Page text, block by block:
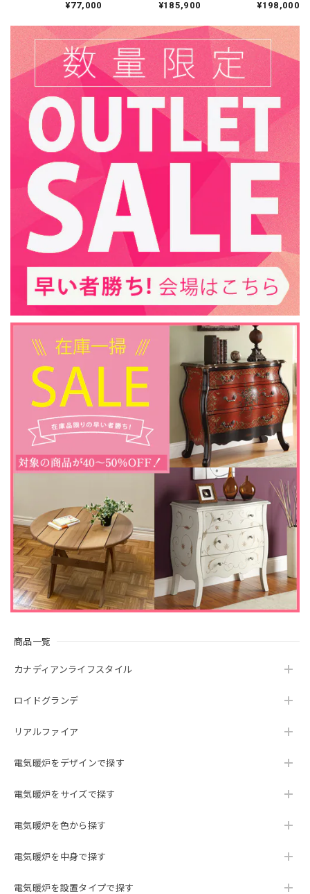
商品一覧
カナディアンライフスタイル
ロイドグランデ
リアルファイア
電気暖炉をデザインで探す
電気暖炉をサイズで探す
電気暖炉を色から探す
電気暖炉を中身で探す
電気暖炉を設置タイプで探す
足いただけましたこと、大変嬉しく存じます。
末永くご愛用いただければ幸いでございます。
新居への引越しに合わせて購入させていただきました。新居
での新しい生活を豊かにしてくれるとても素敵な電気暖炉
で、夫婦で大満足しています。床暖房を使っているので、普
段は色々調整可能な炎のゆらめきを楽しみ、寒い時にだけヒ
ーターをつけています。子供が生まれたばかりなので、安全
面でも大満足です。収納量は少ないですが、飾り棚としても
木の質感をを楽しめるもので満足しています。
この度は当ショップをご利用いただきありがと
うございました。 また評価を頂戴しまして誠に
ありがとうございます。 当店でのお買い物にご
満足いただけましたこと、大変嬉しく存じま
す。 末永くご愛用いただければ幸いでございま
す。
アウトレット128 / 23インチ 遠赤外線３D電気暖炉 シシリアンハーヴェスト アンティークアイボリー / 棚飾りの一部に歪み・補修跡あり / ロイドグランデ / 送料、開梱・組立・設置無料 / LLOYD GRANDE / ハイグレード電気暖炉シリーズ
2024/12/01
アウトレットでしたので、商品のキズなどが大丈夫か気にな
っていましたが、納品された物は特に気になりませんでし
た。元々購入を予定していたものでしたので、安く購入でき
て良かったです。商品の発送も迅速にして頂き、助かりまし
この度はご購入いただき、誠にありがとうござ
いました。 当店でのお買い物にご満足いただけ
ましたこと、大変嬉しく存じます。 引き続き、
何卒よろしくお願いいたします。
素敵な電気暖炉でインテリアに馴染み、部屋のオシャレ度も
れ、いつまでも見ていられます。そしてとても癒されます。
で、ブレーカーが何度か落ちました。ヒーターを使わず炎だ
われる短めの毛のようなものがいくつか付いていました。埃
で取れません。埃のように見え、その点は少し残念です。
23インチ 遠赤外線３D電気暖炉 ラニントン ブラウン＆アンティークシルバー / ロイドグランデ / 送料、開梱・組立・設置無料 / LLOYD GRANDE / ハイグレード電気暖炉シリーズ
SR展示品/送料無料 /
¥77,000
レッソ/本体SR展示
ケあり / 送料無料/デ
ィンプレックスカナ
ダ/暖炉 温風 暖炉型ヒ
ーター リビング 暖房
器具
¥185,900
無料 / LLOYD
ド電気暖炉シリーズ
¥198,000